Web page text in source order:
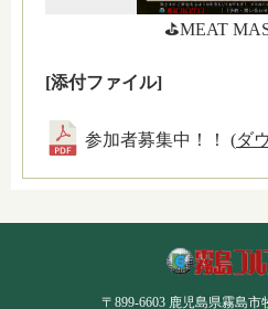
⛳MEAT
[添付ファイル]
参加者募集中！！ (ダ
〒899-6603 鹿児島県霧島市